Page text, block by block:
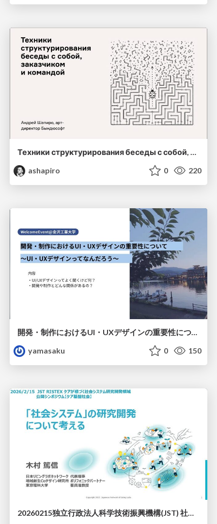
Техники структурирования беседы с собой, заказчиком и командо
ashapiro
0 220
開発・制作におけるUI・UXデザインの重要性について～UI・UXデザインってなんだろう～
yamasaku
0 150